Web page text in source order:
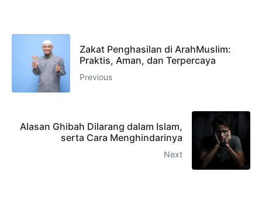
Zakat Penghasilan di ArahMuslim:
Praktis, Aman, dan Terpercaya
Previous
Alasan Ghibah Dilarang dalam Islam,
serta Cara Menghindarinya
Next